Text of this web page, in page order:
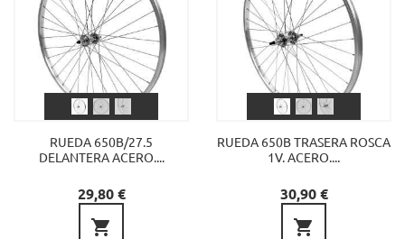
RUEDA 650B/27.5
DELANTERA ACERO....
Precio
29,80 €

RUEDA 650B TRASERA ROSCA
1V. ACERO....
Precio
30,90 €
